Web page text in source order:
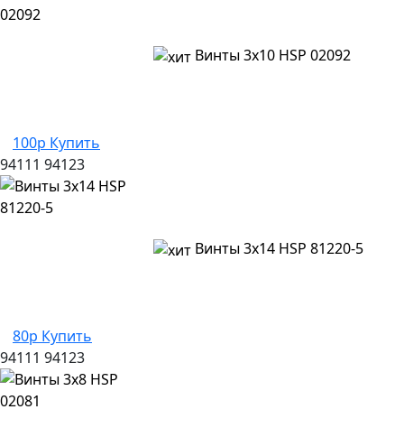
Винты 3х10 HSP 02092
100р Купить
94111 94123
Винты 3х14 HSP 81220-5
80р Купить
94111 94123